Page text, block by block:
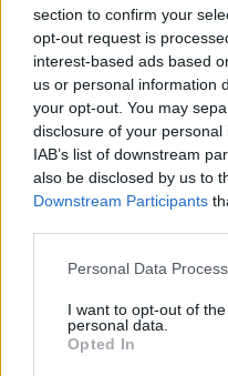
section to confirm your
opt-out request is
interest-based ads based
us or personal information
your opt-out. You may
disclosure of your
IAB’s list of downstream
also be disclosed by us to
Downstream Participants
Personal Data
I want to opt-out of
personal data.
Opted In
Θέσεις εργασίας